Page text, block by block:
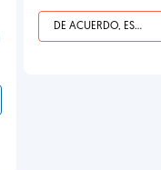
DE ACUERDO, ES UNA VIDA HP